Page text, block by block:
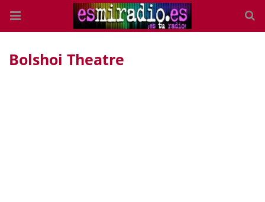
Bolshoi Theatre